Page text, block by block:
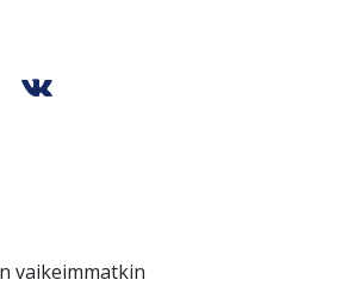
vaikeimmatkin